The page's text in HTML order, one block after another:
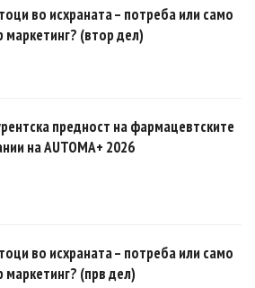
во исхраната – потреба или само
маркетинг? (втор дел)
предност на фармацевтските
на AUTOMA+ 2026
во исхраната – потреба или само
маркетинг? (прв дел)